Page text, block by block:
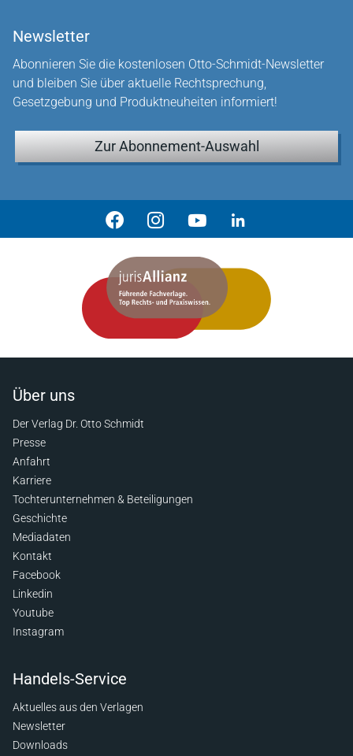
Newsletter
Abonnieren Sie die kostenlosen Otto-Schmidt-Newsletter
und bleiben Sie über aktuelle Rechtsprechung,
Gesetzgebung und Produktneuheiten informiert!
Zur Abonnement-Auswahl
Über uns
Der Verlag Dr. Otto Schmidt
Presse
Anfahrt
Karriere
Tochterunternehmen & Beteiligungen
Geschichte
Mediadaten
Kontakt
Facebook
Linkedin
Youtube
Instagram
Handels-Service
Aktuelles aus den Verlagen
Newsletter
Downloads